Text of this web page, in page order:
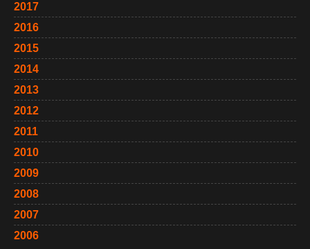
2017
2016
2015
2014
2013
2012
2011
2010
2009
2008
2007
2006